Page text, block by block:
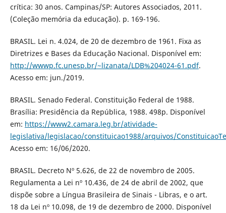
crítica: 30 anos. Campinas/SP: Autores Associados, 2011.
(Coleção memória da educação). p. 169-196.
BRASIL. Lei n. 4.024, de 20 de dezembro de 1961. Fixa as
Diretrizes e Bases da Educação Nacional. Disponível em:
http://wwwp.fc.unesp.br/~lizanata/LDB%204024-61.pdf.
Acesso em: jun./2019.
BRASIL. Senado Federal. Constituição Federal de 1988.
Brasília: Presidência da República, 1988. 498p. Disponível
em: https://www2.camara.leg.br/atividade-
legislativa/legislacao/constituicao1988/arquivos/
Acesso em: 16/06/2020.
BRASIL. Decreto Nº 5.626, de 22 de novembro de 2005.
Regulamenta a Lei nº 10.436, de 24 de abril de 2002, que
dispõe sobre a Língua Brasileira de Sinais - Libras, e o art.
18 da Lei nº 10.098, de 19 de dezembro de 2000. Disponível